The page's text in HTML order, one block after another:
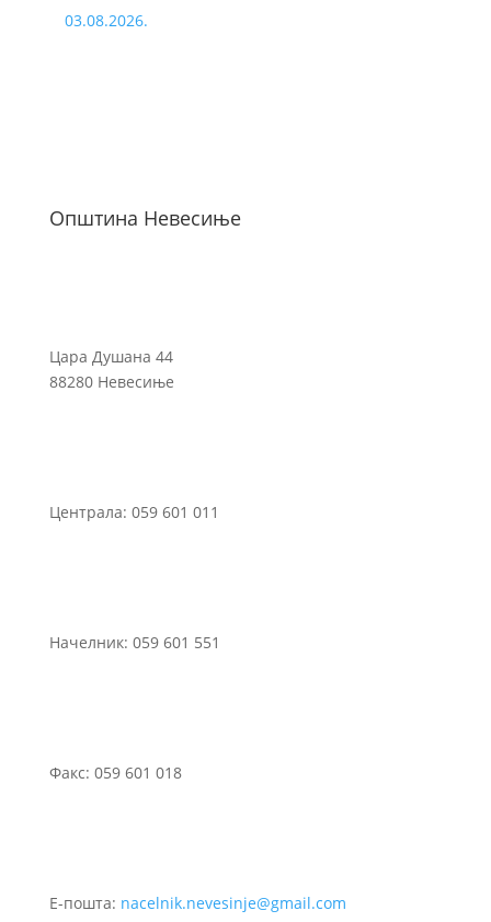
03.08.2026.
Општина Невесиње
Цара Душана 44
88280 Невесиње
Централа: 059 601 011
Начелник: 059 601 551
Факс: 059 601 018
Е-пошта: nacelnik.nevesinje@gmail.com